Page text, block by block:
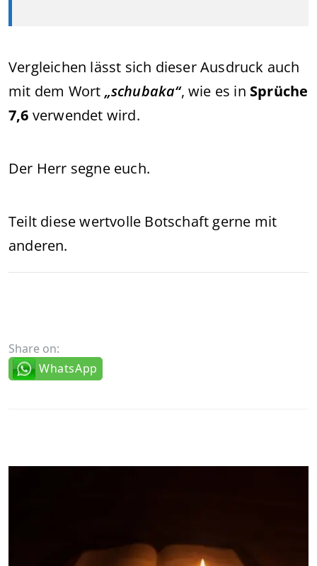
Vergleichen lässt sich dieser Ausdruck auch
mit dem Wort „schubaka“, wie es in Sprüche
7,6 verwendet wird.
Der Herr segne euch.
Teilt diese wertvolle Botschaft gerne mit
anderen.
Share on:
WhatsApp